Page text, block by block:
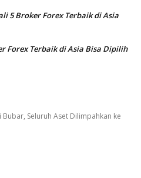
5 Broker Forex Terbaik di Asia
Forex Terbaik di Asia Bisa Dipilih